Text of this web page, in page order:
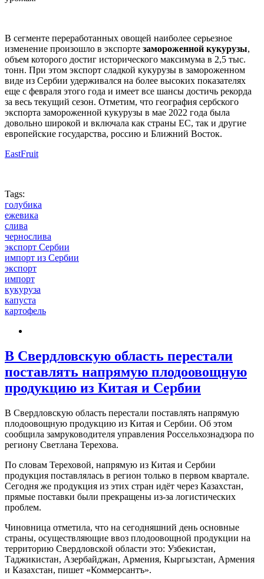
В сегменте переработанных овощей наиболее серьезное
изменение произошло в экспорте замороженной кукурузы,
объем которого достиг исторического максимума в 2,5 тыс.
тонн. При этом экспорт сладкой кукурузы в замороженном
виде из Сербии удерживался на более высоких показателях
еще с февраля этого года и имеет все шансы достичь рекорда
за весь текущий сезон. Отметим, что география сербского
экспорта замороженной кукурузы в мае 2022 года была
довольно широкой и включала как страны ЕС, так и другие
европейские государства, россию и Ближний Восток.
EastFruit
Tags:
голубика
ежевика
слива
чернослива
экспорт Сербии
импорт из Сербии
экспорт
импорт
кукуруза
капуста
картофель
В Свердловскую область перестали
поставлять напрямую плодоовощную
продукцию из Китая и Сербии
В Свердловскую область перестали поставлять напрямую
плодоовощную продукцию из Китая и Сербии. Об этом
сообщила замруководителя управления Россельхознадзора по
региону Светлана Терехова.
По словам Тереховой, напрямую из Китая и Сербии
продукция поставлялась в регион только в первом квартале.
Сегодня же продукция из этих стран идёт через Казахстан,
прямые поставки были прекращены из-за логистических
проблем.
Чиновница отметила, что на сегодняшний день основные
страны, осуществляющие ввоз плодоовощной продукции на
территорию Свердловской области это: Узбекистан,
Таджикистан, Азербайджан, Армения, Кыргызстан, Армения
и Казахстан, пишет «Коммерсантъ».